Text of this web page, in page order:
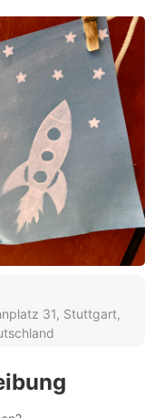
31, Stuttgart,